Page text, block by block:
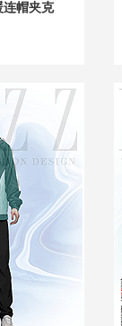
连帽夹克